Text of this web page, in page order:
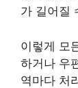
가 길어질
이렇게 모
하거나 우
역마다 처